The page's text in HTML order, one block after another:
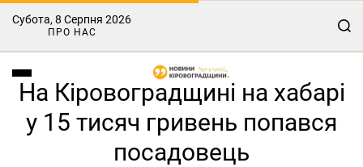
Субота, 8 Серпня 2026
ПРО НАС
На Кіровоградщині на хабарі
у 15 тисяч гривень попався
посадовець